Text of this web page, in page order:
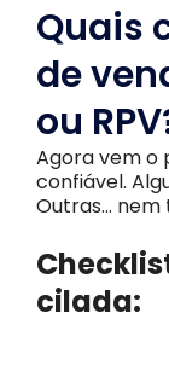
Quais
de
ou
Agora vem o
confiável.
Outras… nem
cilada: